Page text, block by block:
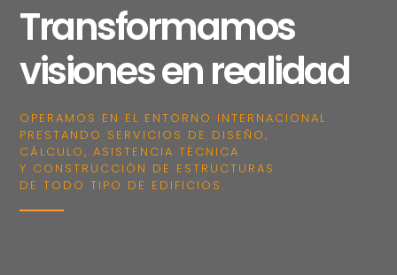
Transformamos
visiones en realidad
OPERAMOS EN EL ENTORNO INTERNACIONAL
PRESTANDO SERVICIOS DE DISEÑO,
CÁLCULO, ASISTENCIA TÉCNICA
Y CONSTRUCCIÓN DE ESTRUCTURAS
DE TODO TIPO DE EDIFICIOS.